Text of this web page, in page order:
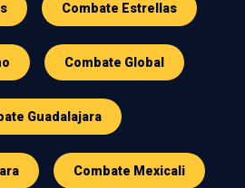
Combate Estrellas
Combate Global
Guadalajara
Combate Mexicali